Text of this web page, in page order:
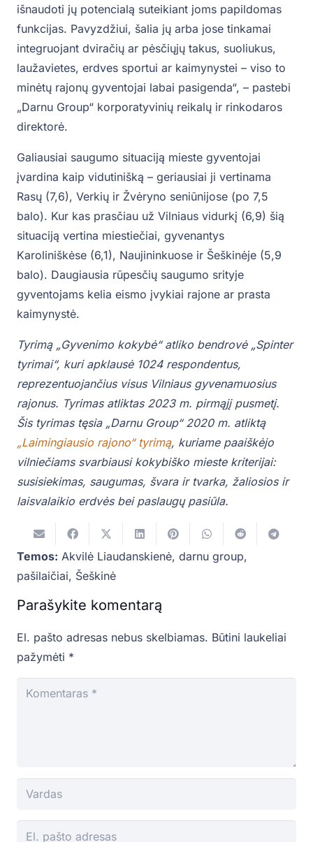
išnaudoti jų potencialą suteikiant joms papildomas
funkcijas. Pavyzdžiui, šalia jų arba jose tinkamai
integruojant dviračių ar pėsčiųjų takus, suoliukus,
laužavietes, erdves sportui ar kaimynystei – viso to
minėtų rajonų gyventojai labai pasigenda“, – pastebi
„Darnu Group“ korporatyvinių reikalų ir rinkodaros
direktorė.
Galiausiai saugumo situaciją mieste gyventojai
įvardina kaip vidutinišką – geriausiai ji vertinama
Rasų (7,6), Verkių ir Žvėryno seniūnijose (po 7,5
balo). Kur kas prasčiau už Vilniaus vidurkį (6,9) šią
situaciją vertina miestiečiai, gyvenantys
Karoliniškėse (6,1), Naujininkuose ir Šeškinėje (5,9
balo). Daugiausia rūpesčių saugumo srityje
gyventojams kelia eismo įvykiai rajone ar prasta
kaimynystė.
Tyrimą „Gyvenimo kokybė“ atliko bendrovė „Spinter
tyrimai“, kuri apklausė 1024 respondentus,
reprezentuojančius visus Vilniaus gyvenamuosius
rajonus. Tyrimas atliktas 2023 m. pirmąjį pusmetį.
Šis tyrimas tęsia „Darnu Group“ 2020 m. atliktą
„Laimingiausio rajono“ tyrimą, kuriame paaiškėjo
vilniečiams svarbiausi kokybiško mieste kriterijai:
susisiekimas, saugumas, švara ir tvarka, žaliosios ir
laisvalaikio erdvės bei paslaugų pasiūla.
Temos: Akvilė Liaudanskienė, darnu group,
pašilaičiai, Šeškinė
Parašykite komentarą
El. pašto adresas nebus skelbiamas. Būtini laukeliai
pažymėti *